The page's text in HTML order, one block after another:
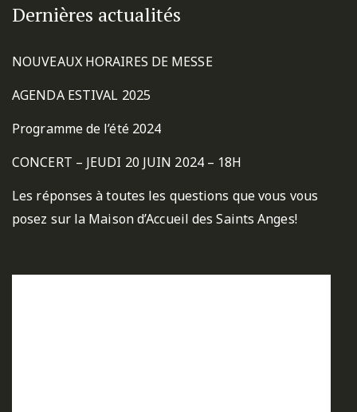
Dernières actualités
NOUVEAUX HORAIRES DE MESSE
AGENDA ESTIVAL 2025
Programme de l’été 2024
CONCERT – JEUDI 20 JUIN 2024 – 18H
Les réponses à toutes les questions que vous vous
posez sur la Maison d’Accueil des Saints Anges!